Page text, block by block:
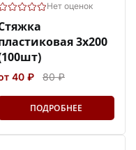
Нет оценок
3х200
40 ₽ 80 ₽
ПОДРОБНЕЕ